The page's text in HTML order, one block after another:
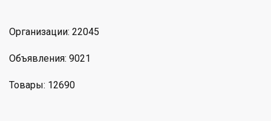
Организации: 22045
Объявления: 9021
Товары: 12690